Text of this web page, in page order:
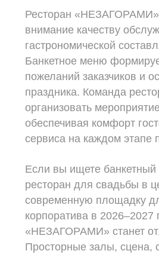
Ресторан «НЕЗАГОРАМИ»
внимание качеству
гастрономической
Банкетное меню
пожеланий заказчиков и
праздника. Команда
организовать
обеспечивая комфорт
сервиса на каждом этапе
Если вы ищете банкетный
ресторан для свадьбы в
современную площадку
корпоратива в 2026–2027
«НЕЗАГОРАМИ» станет
Просторные залы, сцена,